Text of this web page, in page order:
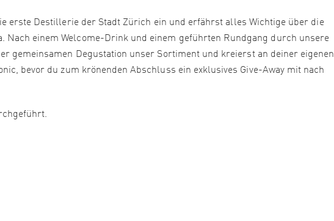
erste Destillerie der Stadt Zürich ein und erfährst alles Wichtige über die
Nach einem Welcome-Drink und einem geführten Rundgang durch unsere
gemeinsamen Degustation unser Sortiment und kreierst an deiner eigenen
bevor du zum krönenden Abschluss ein exklusives Give-Away mit nach